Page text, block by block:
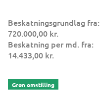
Beskatningsgrundlag fra:
720.000,00 kr.
Beskatning per md. fra:
14.433,00 kr.